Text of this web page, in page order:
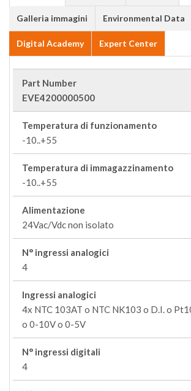
Galleria immagini Environmental Data
Digital Academy Expert Center
Part Number
EVE4200000500
Temperatura di funzionamento
-10..+55
Temperatura di immagazzinamento
-10..+55
Alimentazione
24Vac/Vdc non isolato
N° ingressi analogici
4
Ingressi analogici
4x NTC 103AT o NTC NK103 o D.I. o
o 0-10V o 0-5V
N° ingressi digitali
4